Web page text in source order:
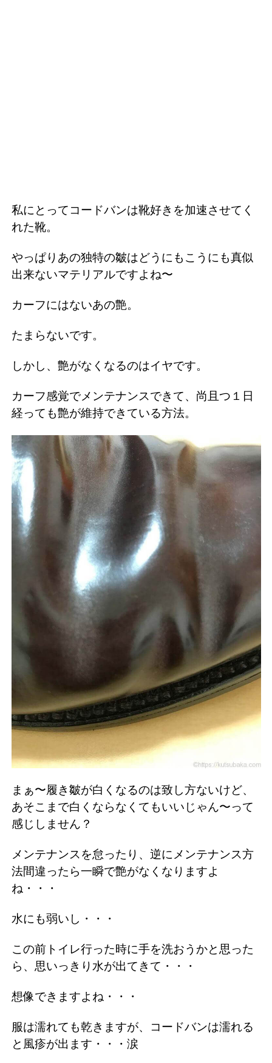
私にとってコードバンは靴好きを加速させてく
れた靴。
やっぱりあの独特の皺はどうにもこうにも真似
出来ないマテリアルですよね〜
カーフにはないあの艶。
たまらないです。
しかし、艶がなくなるのはイヤです。
カーフ感覚でメンテナンスできて、尚且つ１日
経っても艶が維持できている方法。
まぁ〜履き皺が白くなるのは致し方ないけど、
あそこまで白くならなくてもいいじゃん〜って
感じしません？
メンテナンスを怠ったり、逆にメンテナンス方
法間違ったら一瞬で艶がなくなりますよ
ね・・・
水にも弱いし・・・
この前トイレ行った時に手を洗おうかと思った
ら、思いっきり水が出てきて・・・
想像できますよね・・・
服は濡れても乾きますが、コードバンは濡れる
と風疹が出ます・・・涙